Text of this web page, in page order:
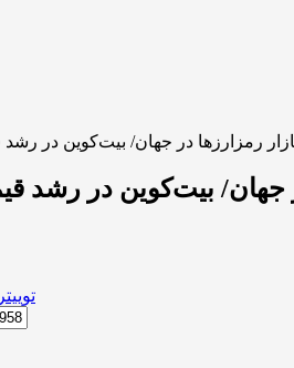
رمزارز‌ها در جهان/ بیت‌کوین در
جهان/ بیت‌کوین در
توییتر